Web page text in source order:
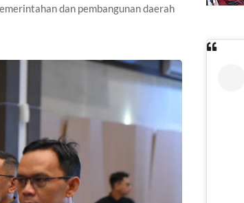
dan pembangunan daerah